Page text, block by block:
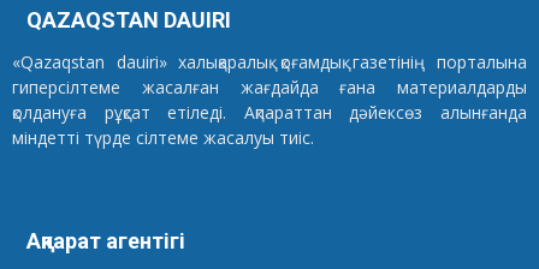
QAZAQSTAN DAUIRI
«Qazaqstan dauiri» халықаралық қоғамдық газетінің порталына
гиперсілтеме жасалған жағдайда ғана материалдарды
қолдануға рұқсат етіледі. Ақпараттан дәйексөз алынғанда
міндетті түрде сілтеме жасалуы тиіс.
Ақпарат агентігі